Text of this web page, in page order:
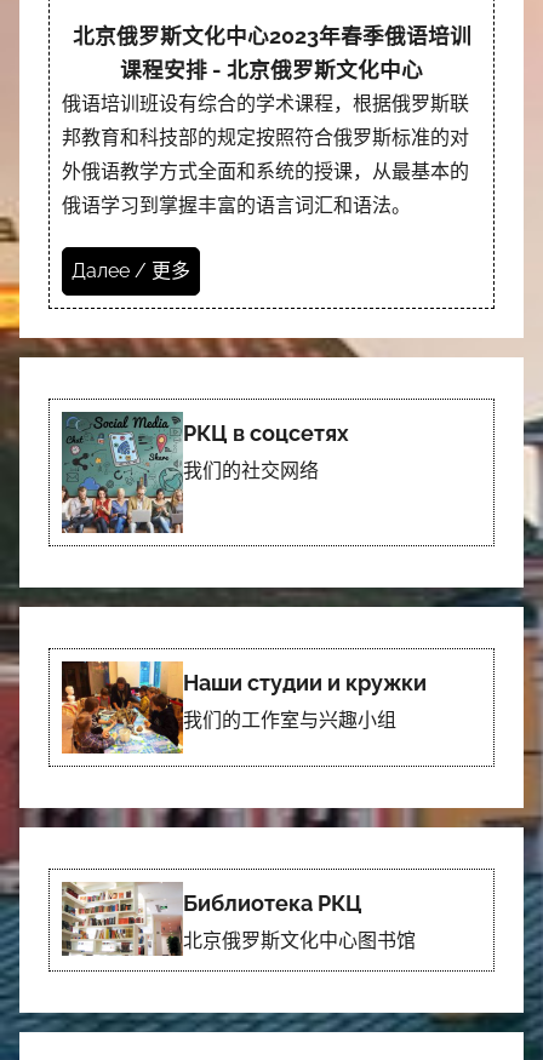
北京俄罗斯文化中心2023年春季俄语培训
课程安排 - 北京俄罗斯文化中心
俄语培训班设有综合的学术课程，根据俄罗斯联
邦教育和科技部的规定按照符合俄罗斯标准的对
外俄语教学方式全面和系统的授课，从最基本的
俄语学习到掌握丰富的语言词汇和语法。
Далее / 更多
РКЦ в соцсетях
我们的社交网络
Наши студии и кружки
我们的工作室与兴趣小组
Библиотека РКЦ
北京俄罗斯文化中心图书馆